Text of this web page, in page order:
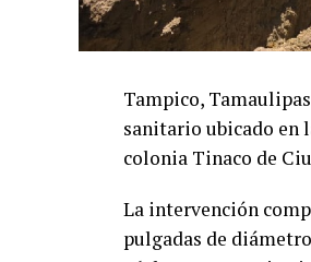
Tampico,
sanitario ubicado en
colonia Tinaco de
La intervención
pulgadas de